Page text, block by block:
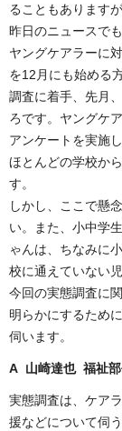
ることもあります
昨日のニュースで
ヤングケアラーに
を12月にも始める
調査に着手、先月
ろです。ヤングケ
アンケートを実施
ほとんどの学校か
す。
しかし、ここで懸
い。また、小中学
ゃんは、ちなみに
校に通えていない
今回の実態調査に
明らかにするため
伺います。
A 山崎達也 福祉
実態調査は、ケア
援などについて伺